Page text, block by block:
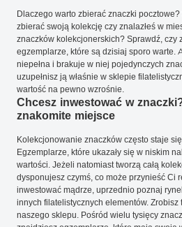
Dlaczego warto zbierać znaczki
zbierać swoją kolekcję czy znalazłeś w
znaczków kolekcjonerskich? Sprawdź, czy
egzemplarze, które są dzisiaj sporo warte.
niepełna i brakuje w niej pojedynczych
uzupełnisz ją właśnie w sklepie
wartość na pewno wzrośnie.
Chcesz inwestować w
znakomite miejsce
Kolekcjonowanie znaczków często staje
Egzemplarze, które ukazały się w niskim
wartości. Jeżeli natomiast tworzą całą
dysponujesz czymś, co może przynieść Ci
inwestować mądrze, uprzednio poznaj
innych filatelistycznych elementów.
naszego sklepu. Pośród wielu tysięcy